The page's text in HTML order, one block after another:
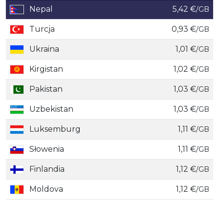
Country
Cena
Nepal 5,42 €/GB
Turcja 0,93 €/GB
Ukraina 1,01 €/GB
Kirgistan 1,02 €/GB
Pakistan 1,03 €/GB
Uzbekistan 1,03 €/GB
Luksemburg 1,11 €/GB
Słowenia 1,11 €/GB
Finlandia 1,12 €/GB
Moldova 1,12 €/GB